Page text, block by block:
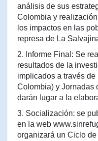
análisis de sus
Colombia y
los impactos en las
represa de La
2. Informe Final: Se
resultados de la
implicados a través
Colombia) y Jornadas
darán lugar a la
3. Socialización: se
en la web
organizará un Ciclo